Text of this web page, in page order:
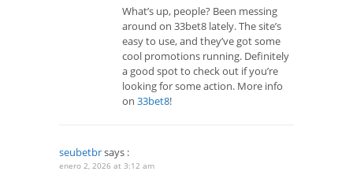
What’s up, people? Been messing
around on 33bet8 lately. The site’s
easy to use, and they’ve got some
cool promotions running. Definitely
a good spot to check out if you’re
looking for some action. More info
on 33bet8!
seubetbrsays :
enero 2, 2026 at 3:12 am